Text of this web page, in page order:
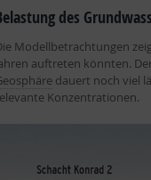
des
Modellbetrachtungen
auftreten könnten.
dauert noch viel
Konzentrationen.